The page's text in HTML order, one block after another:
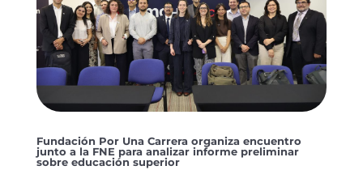
Fundación Por Una Carrera organiza encuentro
junto a la FNE para analizar informe preliminar
sobre educación superior